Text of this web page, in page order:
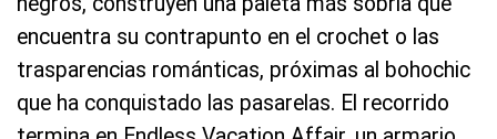
encuentra su contrapunto en el crochet o las
trasparencias románticas, próximas al bohochic
que ha conquistado las pasarelas. El recorrido